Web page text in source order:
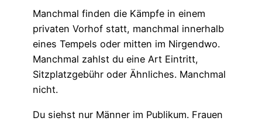
Manchmal finden die Kämpfe in einem
privaten Vorhof statt, manchmal innerhalb
eines Tempels oder mitten im Nirgendwo.
Manchmal zahlst du eine Art Eintritt,
Sitzplatzgebühr oder Ähnliches. Manchmal
nicht.
Du siehst nur Männer im Publikum. Frauen